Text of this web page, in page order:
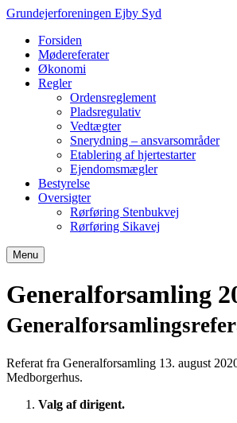
Grundejerforeningen Ejby Syd
Forsiden
Mødereferater
Økonomi
Regler
Ordensreglement
Pladsregulativ
Vedtægter
Snerydning – ansvarsområder
Etablering af hjertestarter
Ejendomsmægler
Bestyrelse
Oversigter
Rørføring Stenbukvej
Rørføring Sikavej
Menu
Generalforsamling
Referat fra Generalforsamling 13. august
Medborgerhus.
Valg af dirigent.